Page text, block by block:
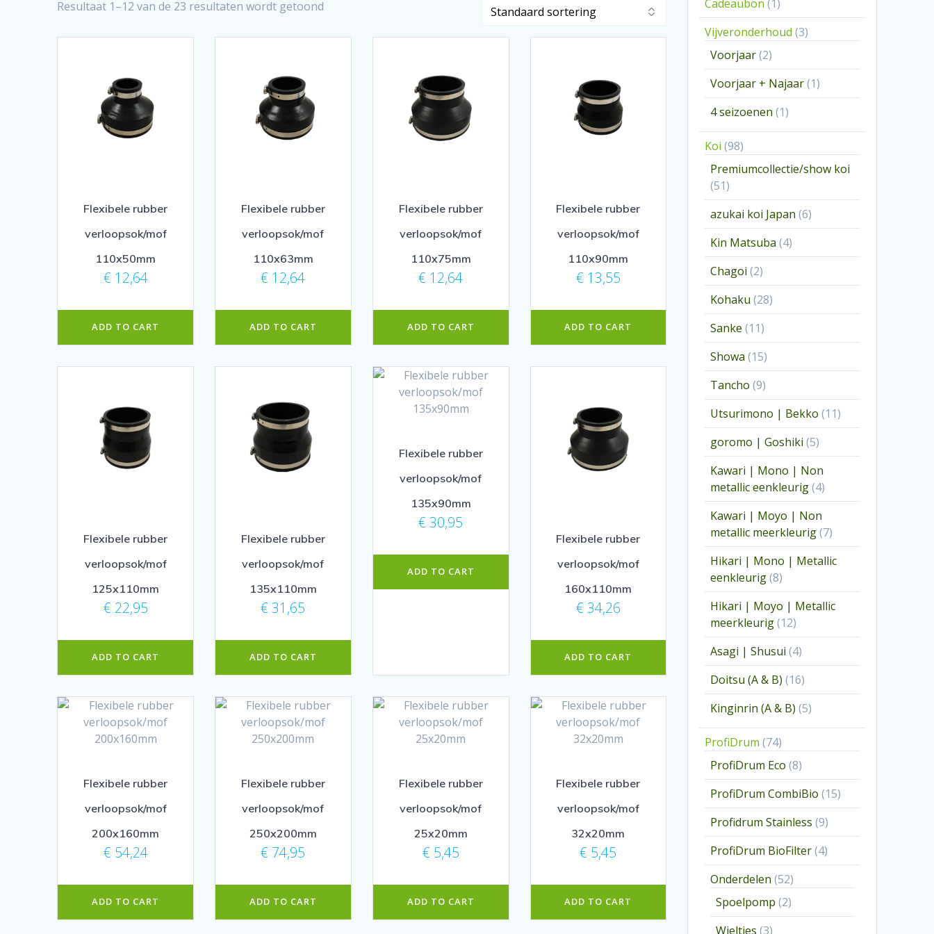
Resultaat 1–12 van de 23 resultaten wordt getoond
Flexibele rubber
verloopsok/mof
110x50mm
€ 12,64
ADD TO CART
Flexibele rubber
verloopsok/mof
110x63mm
€ 12,64
ADD TO CART
Flexibele rubber
verloopsok/mof
110x75mm
€ 12,64
ADD TO CART
Flexibele rubber
verloopsok/mof
110x90mm
€ 13,55
ADD TO CART
Flexibele rubber
verloopsok/mof
125x110mm
€ 22,95
ADD TO CART
Flexibele rubber
verloopsok/mof
135x110mm
€ 31,65
ADD TO CART
Flexibele rubber
verloopsok/mof
135x90mm
€ 30,95
ADD TO CART
Flexibele rubber
verloopsok/mof
160x110mm
€ 34,26
ADD TO CART
Flexibele rubber
verloopsok/mof
200x160mm
€ 54,24
ADD TO CART
Flexibele rubber
verloopsok/mof
250x200mm
€ 74,95
ADD TO CART
Flexibele rubber
verloopsok/mof
25x20mm
€ 5,45
ADD TO CART
Flexibele rubber
verloopsok/mof
32x20mm
€ 5,45
ADD TO CART
Cadeaubon 1
product
Vijveronderhoud 33
Voorjaar 22
producten
Voorjaar + Najaar 11
product
4 seizoenen 11
product
Koi 9898
producten
Premiumcollectie/show koi
5151
producten
azukai koi Japan 66
producten
Kin Matsuba 44
producten
Chagoi 22
producten
Kohaku 2828
producten
Sanke 1111
producten
Showa 1515
producten
Tancho 99
producten
Utsurimono | Bekko 1111
producten
goromo | Goshiki 55
producten
Kawari | Mono | Non
metallic eenkleurig 44
producten
Kawari | Moyo | Non
metallic meerkleurig 77
producten
Hikari | Mono | Metallic
eenkleurig 88
producten
Hikari | Moyo | Metallic
meerkleurig 1212
producten
Asagi | Shusui 44
producten
Doitsu (A & B) 1616
producten
Kinginrin (A & B) 55
producten
ProfiDrum 7474
producten
ProfiDrum Eco 88
producten
ProfiDrum CombiBio 1515
producten
Profidrum Stainless 99
producten
ProfiDrum BioFilter 44
producten
Onderdelen 5252
producten
Spoelpomp 22
producten
Wieltjes 33